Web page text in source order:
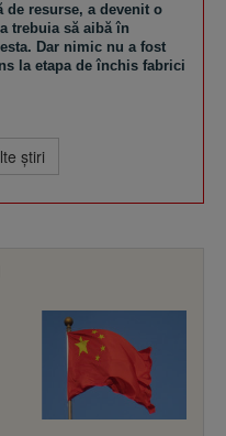
de resurse, a devenit o
trebuia să aibă în
Dar nimic nu a fost
la etapa de închis fabrici
ştiri